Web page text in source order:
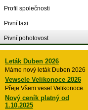
Profil společnosti
Pivní taxi
Pivní pohotovost
Leták Duben 2026
Máme nový leták Duben 2026
Vewsele Velikonoce 2026
Přeje Všem vesel Velikonoce.
Nový ceník platný od
1.10.2025